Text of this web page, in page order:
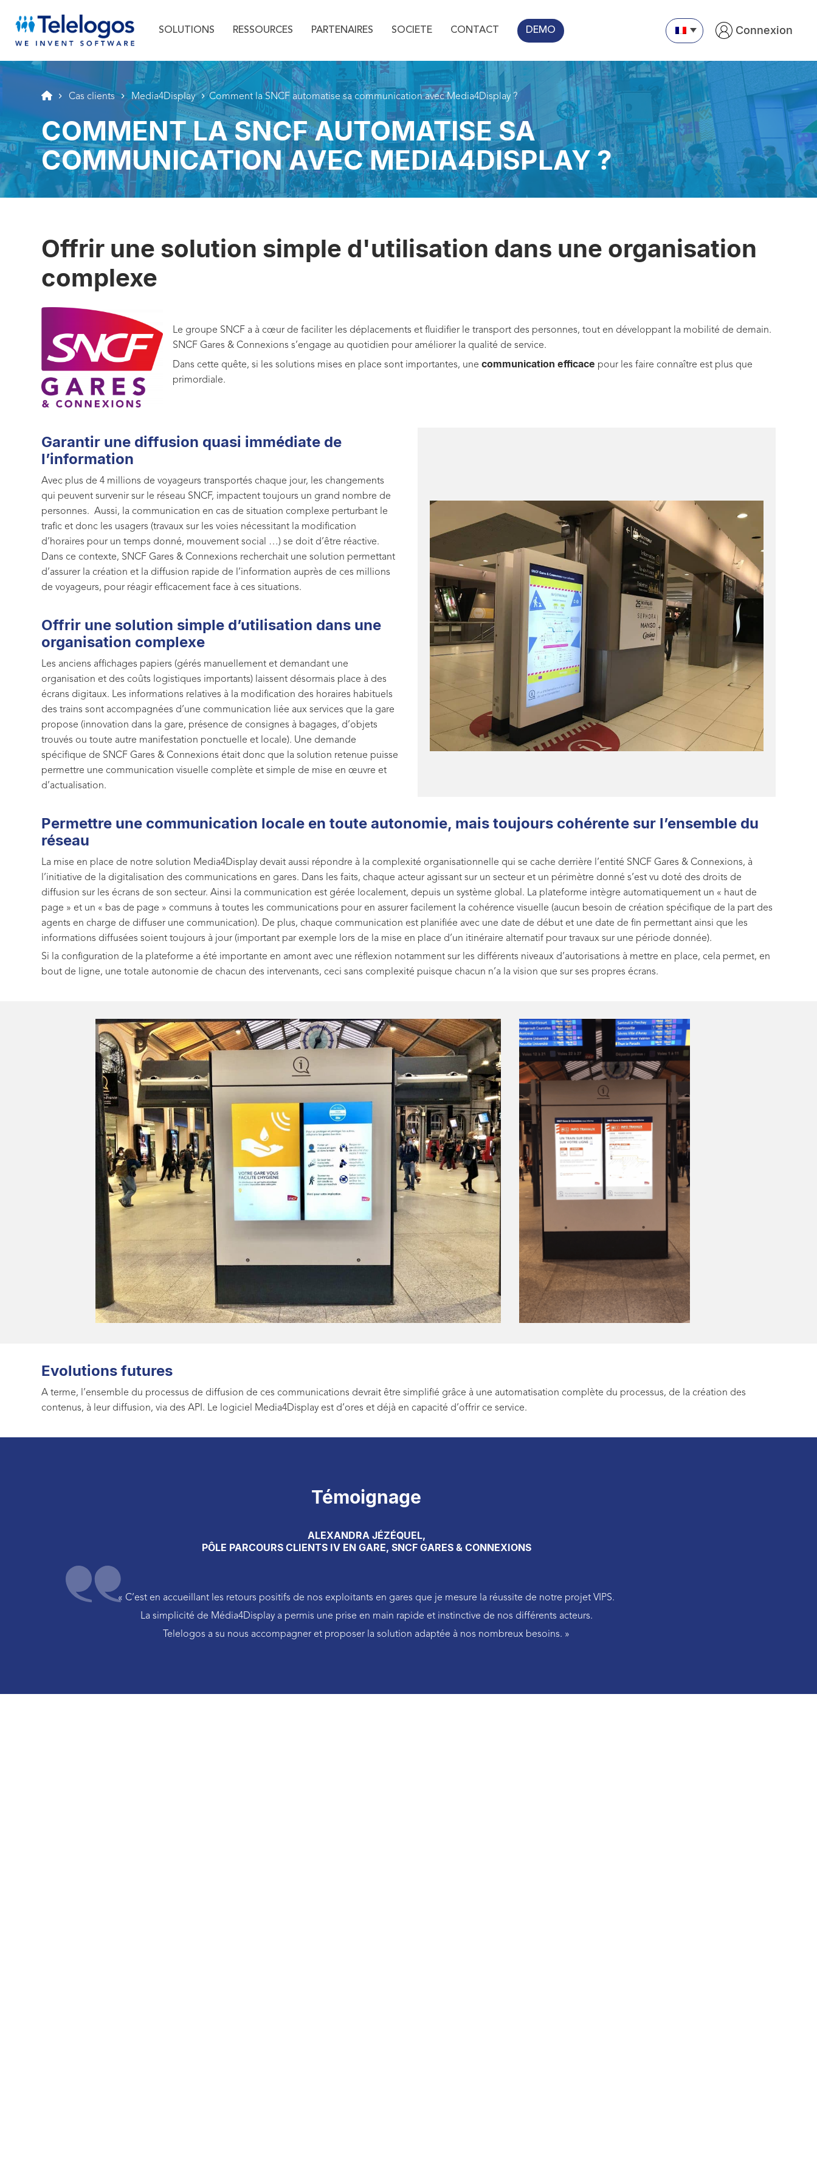
SOLUTIONS RESSOURCES PARTENAIRES SOCIETE CONTACT DEMO Connexion
Cas clients Media4Display Comment la SNCF automatise sa communication avec Media4Display ?
COMMENT LA SNCF AUTOMATISE SA
COMMUNICATION AVEC MEDIA4DISPLAY ?
Offrir une solution simple d'utilisation dans une organisation
complexe
Le groupe SNCF a à cœur de faciliter les déplacements et fluidifier le transport des personnes, tout en développant la mobilité de demain.
SNCF Gares & Connexions s’engage au quotidien pour améliorer la qualité de service.
Dans cette quête, si les solutions mises en place sont importantes, une communication efficace pour les faire connaître est plus que
primordiale.
Garantir une diffusion quasi immédiate de
l’information
Avec plus de 4 millions de voyageurs transportés chaque jour, les changements
qui peuvent survenir sur le réseau SNCF, impactent toujours un grand nombre de
personnes. Aussi, la communication en cas de situation complexe perturbant le
trafic et donc les usagers (travaux sur les voies nécessitant la modification
d’horaires pour un temps donné, mouvement social …) se doit d’être réactive.
Dans ce contexte, SNCF Gares & Connexions recherchait une solution permettant
d’assurer la création et la diffusion rapide de l’information auprès de ces millions
de voyageurs, pour réagir efficacement face à ces situations.
Offrir une solution simple d’utilisation dans une
organisation complexe
Les anciens affichages papiers (gérés manuellement et demandant une
organisation et des coûts logistiques importants) laissent désormais place à des
écrans digitaux. Les informations relatives à la modification des horaires habituels
des trains sont accompagnées d’une communication liée aux services que la gare
propose (innovation dans la gare, présence de consignes à bagages, d’objets
trouvés ou toute autre manifestation ponctuelle et locale). Une demande
spécifique de SNCF Gares & Connexions était donc que la solution retenue puisse
permettre une communication visuelle complète et simple de mise en œuvre et
d’actualisation.
Permettre une communication locale en toute autonomie, mais toujours cohérente sur l’ensemble du
réseau
La mise en place de notre solution Media4Display devait aussi répondre à la complexité organisationnelle qui se cache derrière l’entité SNCF Gares & Connexions, à
l’initiative de la digitalisation des communications en gares. Dans les faits, chaque acteur agissant sur un secteur et un périmètre donné s’est vu doté des droits de
diffusion sur les écrans de son secteur. Ainsi la communication est gérée localement, depuis un système global. La plateforme intègre automatiquement un « haut de
page » et un « bas de page » communs à toutes les communications pour en assurer facilement la cohérence visuelle (aucun besoin de création spécifique de la part des
agents en charge de diffuser une communication). De plus, chaque communication est planifiée avec une date de début et une date de fin permettant ainsi que les
informations diffusées soient toujours à jour (important par exemple lors de la mise en place d’un itinéraire alternatif pour travaux sur une période donnée).
Si la configuration de la plateforme a été importante en amont avec une réflexion notamment sur les différents niveaux d’autorisations à mettre en place, cela permet, en
bout de ligne, une totale autonomie de chacun des intervenants, ceci sans complexité puisque chacun n’a la vision que sur ses propres écrans.
Evolutions futures
A terme, l’ensemble du processus de diffusion de ces communications devrait être simplifié grâce à une automatisation complète du processus, de la création des
contenus, à leur diffusion, via des API. Le logiciel Media4Display est d’ores et déjà en capacité d’offrir ce service.
Témoignage
ALEXANDRA JÉZÉQUEL,
PÔLE PARCOURS CLIENTS IV EN GARE, SNCF GARES & CONNEXIONS
« C’est en accueillant les retours positifs de nos exploitants en gares que je mesure la réussite de notre projet VIPS.
La simplicité de Média4Display a permis une prise en main rapide et instinctive de nos différents acteurs.
Telelogos a su nous accompagner et proposer la solution adaptée à nos nombreux besoins. »